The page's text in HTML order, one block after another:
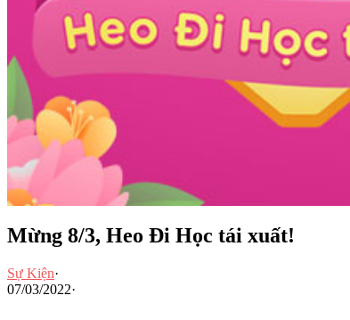
Mừng 8/3, Heo Đi Học tái xuất!
Sự Kiện·
07/03/2022·